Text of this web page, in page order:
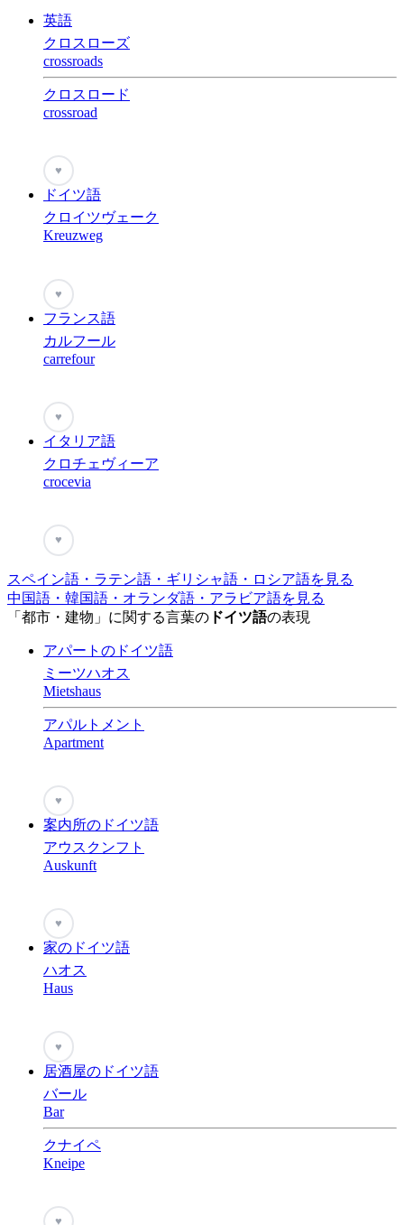
英語
クロスローズ
crossroads
クロスロード
crossroad
♥
ドイツ語
クロイツヴェーク
Kreuzweg
♥
フランス語
カルフール
carrefour
♥
イタリア語
クロチェヴィーア
crocevia
♥
スペイン語・ラテン語・ギリシャ語・ロシア語を見る
中国語・韓国語・オランダ語・アラビア語を見る
「都市・建物」に関する言葉の ドイツ語の表現
アパートのドイツ語
ミーツハオス
Mietshaus
アパルトメント
Apartment
♥
案内所のドイツ語
アウスクンフト
Auskunft
♥
家のドイツ語
ハオス
Haus
♥
居酒屋のドイツ語
バール
Bar
クナイペ
Kneipe
♥